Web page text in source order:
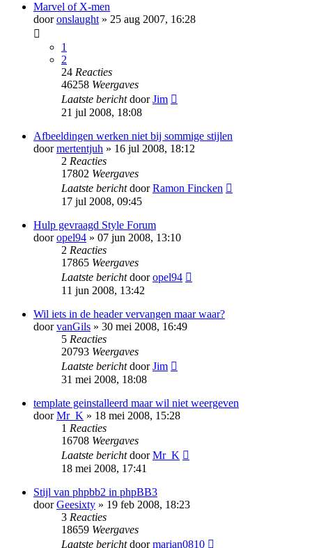
Marvel of X-men
dooronslaught» 25 aug 2007, 16:28
1
2
24 Reacties
46258 Weergaves
Laatste berichtdoorJim
21 jul 2008, 18:08
Afbeeldingen werken niet bij sommige stijlen
doormertentjuh » 16 jul 2008, 18:12
2 Reacties
17802 Weergaves
Laatste berichtdoorRamon Fincken
17 jul 2008, 09:45
Hulp gevraagd Style Forum
dooropel94 » 07 jun 2008, 13:10
2 Reacties
17865 Weergaves
Laatste berichtdooropel94
11 jun 2008, 13:42
Wil iets in de header vervangen maar waar?
doorvanGils » 30 mei 2008, 16:49
5 Reacties
20793 Weergaves
Laatste berichtdoorJim
31 mei 2008, 18:08
template geinstalleerd maar wil niet weergeven
doorMr_K » 18 mei 2008, 15:28
1 Reacties
16708 Weergaves
Laatste berichtdoorMr_K
18 mei 2008, 17:41
Stijl van phpbb2 in phpBB3
doorGeesixty » 19 feb 2008, 18:23
3 Reacties
18659 Weergaves
Laatste berichtdoormarian0810